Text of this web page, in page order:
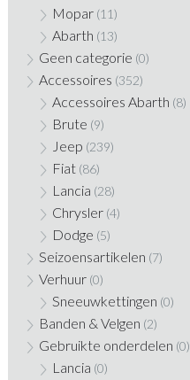
Mopar (11)
Abarth (13)
Geen categorie (0)
Accessoires (352)
Accessoires Abarth (8)
Brute (9)
Jeep (239)
Fiat (86)
Lancia (28)
Chrysler (4)
Dodge (5)
Seizoensartikelen (7)
Verhuur (0)
Sneeuwkettingen (0)
Banden & Velgen (2)
Gebruikte onderdelen (0)
Lancia (0)